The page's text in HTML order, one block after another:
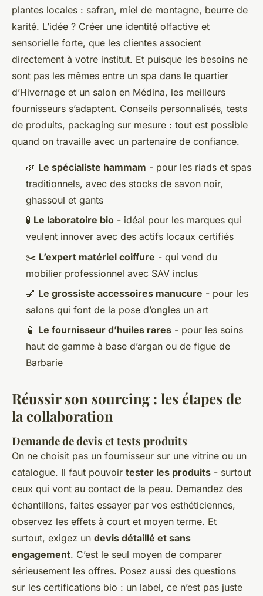
plantes locales : safran, miel de montagne, beurre de
karité. L’idée ? Créer une identité olfactive et
sensorielle forte, que les clientes associent
directement à votre institut. Et puisque les besoins ne
sont pas les mêmes entre un spa dans le quartier
d’Hivernage et un salon en Médina, les meilleurs
fournisseurs s’adaptent. Conseils personnalisés, tests
de produits, packaging sur mesure : tout est possible
quand on travaille avec un partenaire de confiance.
🌿 Le spécialiste hammam - pour les riads et spas
traditionnels, avec des stocks de savon noir,
ghassoul et gants
🧪 Le laboratoire bio - idéal pour les marques qui
veulent innover avec des actifs locaux certifiés
✂️ L’expert matériel coiffure - qui vend du
mobilier professionnel avec SAV inclus
💅 Le grossiste accessoires manucure - pour les
salons qui font de la pose d’ongles un art
🧴 Le fournisseur d’huiles rares - pour les soins
haut de gamme à base d’argan ou de figue de
Barbarie
Réussir son sourcing : les étapes de
la collaboration
Demande de devis et tests produits
On ne choisit pas un fournisseur sur une vitrine ou un
catalogue. Il faut pouvoir tester les produits - surtout
ceux qui vont au contact de la peau. Demandez des
échantillons, faites essayer par vos esthéticiennes,
observez les effets à court et moyen terme. Et
surtout, exigez un devis détaillé et sans
engagement. C’est le seul moyen de comparer
sérieusement les offres. Posez aussi des questions
sur les certifications bio : un label, ce n’est pas juste